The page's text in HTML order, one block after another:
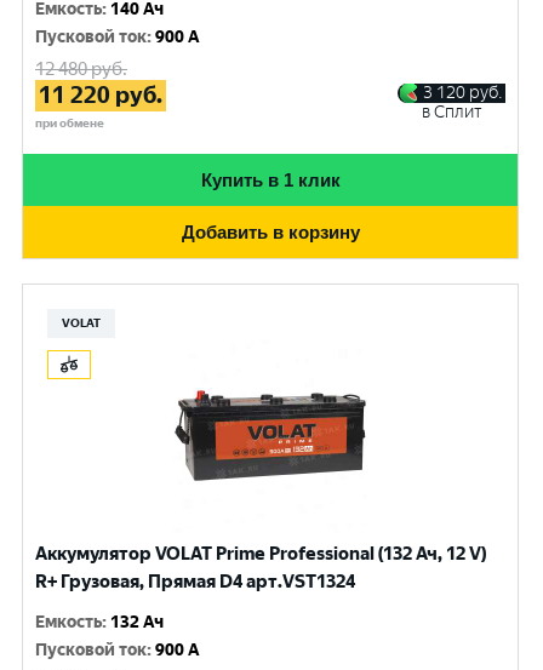
Емкость: 140 Ач
Пусковой ток:900 A
12 480руб.
11 220 руб.
при обмене
3 120 руб.
в Сплит
Купить в 1 клик
Добавить в корзину
VOLAT
Аккумулятор VOLAT Prime Professional (132 Ач, 12 V)
R+ Грузовая, Прямая D4 арт.VST1324
Емкость: 132 Ач
Пусковой ток:900 A